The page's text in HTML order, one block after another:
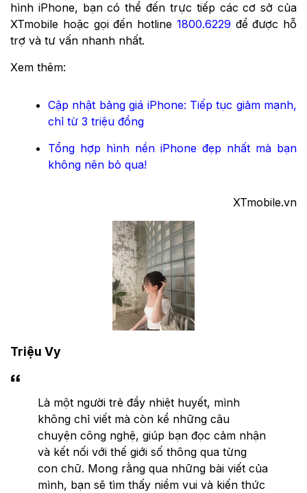
hình iPhone, bạn có thể đến trực tiếp các cơ sở của
XTmobile hoặc gọi đến hotline 1800.6229 để được hỗ
trợ và tư vấn nhanh nhất.
Xem thêm:
Cập nhật bảng giá iPhone: Tiếp tục giảm mạnh,
chỉ từ 3 triệu đồng
Tổng hợp hình nền iPhone đẹp nhất mà bạn
không nên bỏ qua!
XTmobile.vn
Triệu Vy
Là một người trẻ đầy nhiệt huyết, mình
không chỉ viết mà còn kể những câu
chuyện công nghệ, giúp bạn đọc cảm nhận
và kết nối với thế giới số thông qua từng
con chữ. Mong rằng qua những bài viết của
mình, bạn sẽ tìm thấy niềm vui và kiến thức